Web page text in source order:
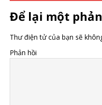
Để lại một
Thư điện tử của bạn sẽ
Phản hồi